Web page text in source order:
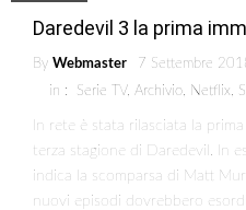
Daredevil 3 la prima
By Webmaster
7 Settembre
in : Serie TV, Archivio, Netflix,
In rete è stata rilasciata la
terza stagione di Daredevil. In
indica la scomparsa di Matt
nuovi episodi dovrebbero